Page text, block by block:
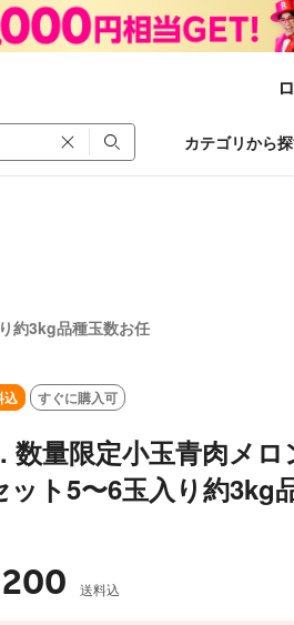
カテゴリから
約3kg品種玉数お任
込 すぐに購入可
数量限定小玉青肉メ
ット5〜6玉入り約3kg
送料込